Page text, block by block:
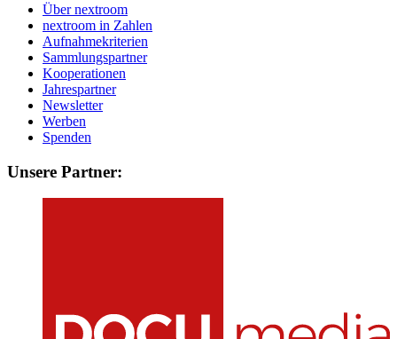
Über nextroom
nextroom in Zahlen
Aufnahmekriterien
Sammlungspartner
Kooperationen
Jahrespartner
Newsletter
Werben
Spenden
Unsere Partner: